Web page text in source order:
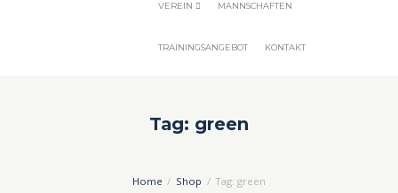
VEREIN MANNSCHAFTEN
TRAININGSANGEBOT KONTAKT
Tag: green
Home Shop Tag: green